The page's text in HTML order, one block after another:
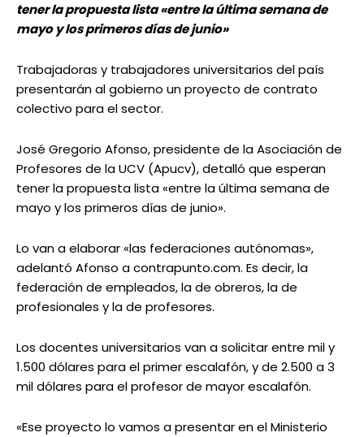
tener la propuesta lista «entre la última semana de
mayo y los primeros días de junio»
Trabajadoras y trabajadores universitarios del país
presentarán al gobierno un proyecto de contrato
colectivo para el sector.
José Gregorio Afonso, presidente de la Asociación de
Profesores de la UCV (Apucv), detalló que esperan
tener la propuesta lista «entre la última semana de
mayo y los primeros días de junio».
Lo van a elaborar «las federaciones autónomas»,
adelantó Afonso a contrapunto.com. Es decir, la
federación de empleados, la de obreros, la de
profesionales y la de profesores.
Los docentes universitarios van a solicitar entre mil y
1.500 dólares para el primer escalafón, y de 2.500 a 3
mil dólares para el profesor de mayor escalafón.
«Ese proyecto lo vamos a presentar en el Ministerio